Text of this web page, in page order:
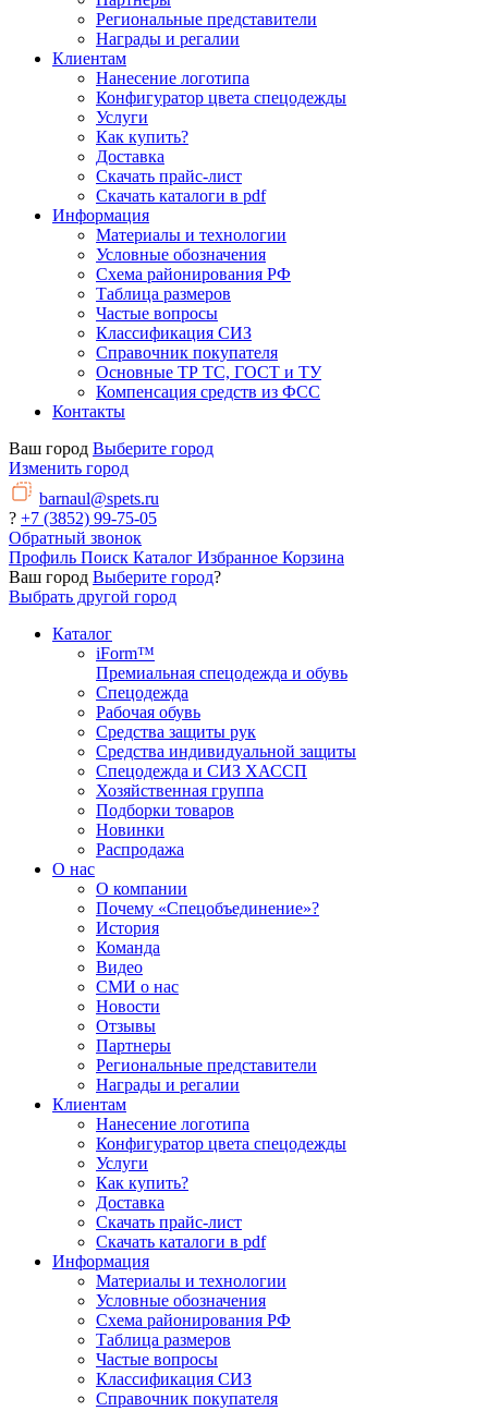
Региональные представители
Награды и регалии
Клиентам
Нанесение логотипа
Конфигуратор цвета спецодежды
Услуги
Как купить?
Доставка
Скачать прайс-лист
Скачать каталоги в pdf
Информация
Материалы и технологии
Условные обозначения
Схема районирования РФ
Таблица размеров
Частые вопросы
Классификация СИЗ
Справочник покупателя
Основные ТР ТС, ГОСТ и ТУ
Компенсация средств из ФСС
Контакты
Ваш город Выберите город
Изменить город
barnaul@spets.ru
? +7 (3852) 99-75-05
Обратный звонок
Профиль Поиск Каталог Избранное Корзина
Ваш город Выберите город?
Выбрать другой город
Каталог
iForm™
Премиальная спецодежда и обувь
Спецодежда
Рабочая обувь
Средства защиты рук
Средства индивидуальной защиты
Спецодежда и СИЗ ХАССП
Хозяйственная группа
Подборки товаров
Новинки
Распродажа
О нас
О компании
Почему «Спецобъединение»?
История
Команда
Видео
СМИ о нас
Новости
Отзывы
Партнеры
Региональные представители
Награды и регалии
Клиентам
Нанесение логотипа
Конфигуратор цвета спецодежды
Услуги
Как купить?
Доставка
Скачать прайс-лист
Скачать каталоги в pdf
Информация
Материалы и технологии
Условные обозначения
Схема районирования РФ
Таблица размеров
Частые вопросы
Классификация СИЗ
Справочник покупателя